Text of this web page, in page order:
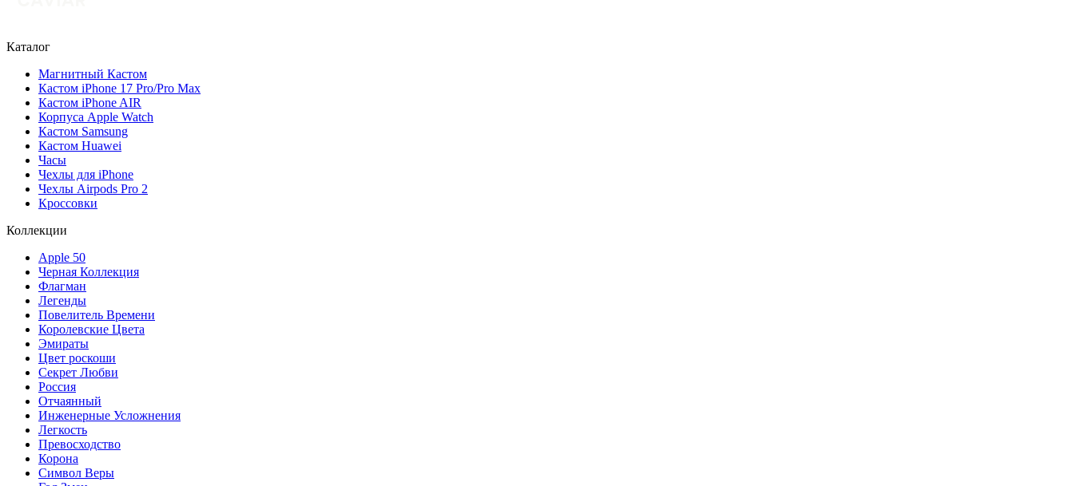
Каталог
Магнитный Кастом
Кастом iPhone 17 Pro/Pro Max
Кастом iPhone AIR
Корпуса Apple Watch
Кастом Samsung
Кастом Huawei
Часы
Чехлы для iPhone
Чехлы Airpods Pro 2
Кроссовки
Коллекции
Apple 50
Черная Коллекция
Флагман
Легенды
Повелитель Времени
Королевские Цвета
Эмираты
Цвет роскоши
Секрет Любви
Россия
Отчаянный
Инженерные Усложнения
Легкость
Превосходство
Корона
Символ Веры